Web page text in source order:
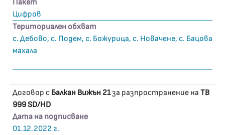
Пакет
Цифров
Териториален обхват
с. Дебово, с. Подем, с. Божурица, с. Новачене, с. Бацова
махала
Договор с Балкан Вижън 21за разпространение на ТВ
999 SD/HD
Дата на подписване
01.12.2022 г.